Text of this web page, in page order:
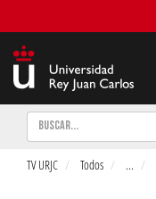
Buscar
TV URJC Todos ...